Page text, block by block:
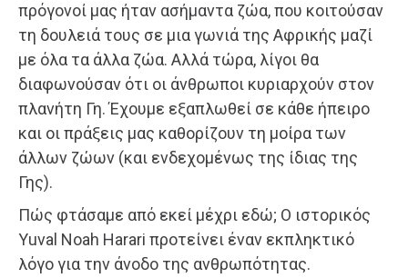
πρόγονοί μας ήταν ασήμαντα ζώα, που κοιτούσαν
τη δουλειά τους σε μια γωνιά της Αφρικής μαζί
με όλα τα άλλα ζώα. Αλλά τώρα, λίγοι θα
διαφωνούσαν ότι οι άνθρωποι κυριαρχούν στον
πλανήτη Γη. Έχουμε εξαπλωθεί σε κάθε ήπειρο
και οι πράξεις μας καθορίζουν τη μοίρα των
άλλων ζώων (και ενδεχομένως της ίδιας της
Γης).
Πώς φτάσαμε από εκεί μέχρι εδώ; Ο ιστορικός
Yuval Noah Harari προτείνει έναν εκπληκτικό
λόγο για την άνοδο της ανθρωπότητας.